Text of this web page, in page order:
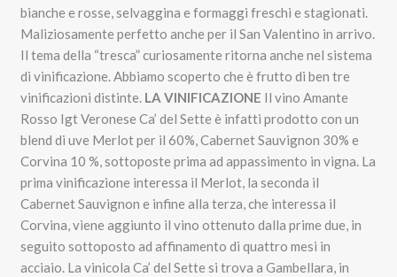
bianche e rosse, selvaggina e formaggi freschi e stagionati.
Maliziosamente perfetto anche per il San Valentino in arrivo.
Il tema della “tresca” curiosamente ritorna anche nel sistema
di vinificazione. Abbiamo scoperto che è frutto di ben tre
vinificazioni distinte. LA VINIFICAZIONE Il vino Amante
Rosso Igt Veronese Ca’ del Sette è infatti prodotto con un
blend di uve Merlot per il 60%, Cabernet Sauvignon 30% e
Corvina 10 %, sottoposte prima ad appassimento in vigna. La
prima vinificazione interessa il Merlot, la seconda il
Cabernet Sauvignon e infine alla terza, che interessa il
Corvina, viene aggiunto il vino ottenuto dalla prime due, in
seguito sottoposto ad affinamento di quattro mesi in
acciaio. La vinicola Ca’ del Sette si trova a Gambellara, in